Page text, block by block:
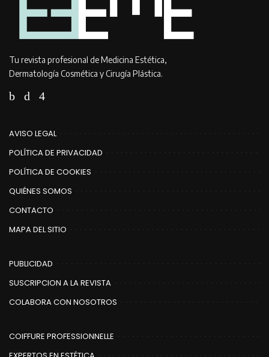
Tu revista profesional de Medicina Estética,
Dermatología Cosmética y Cirugía Plástica.
AVISO LEGAL
POLÍTICA DE PRIVACIDAD
POLÍTICA DE COOKIES
QUIÉNES SOMOS
CONTACTO
MAPA DEL SITIO
PUBLICIDAD
SUSCRIPCION A LA REVISTA
COLABORA CON NOSOTROS
COIFFURE PROFESSIONNELLE